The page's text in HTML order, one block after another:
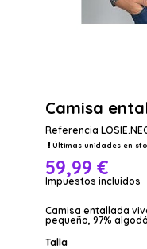
Camisa
Referencia
Últimas unidades en
59,99 €
Impuestos incluidos
Camisa entallada
pequeño, 97%
Talla